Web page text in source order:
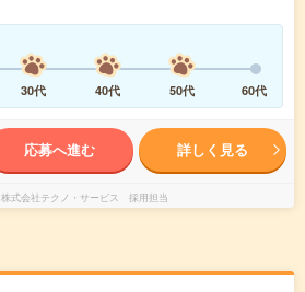
30代 40代 50代 60代
応募へ進む 詳しく見る
株式会社テクノ・サービス 採用担当